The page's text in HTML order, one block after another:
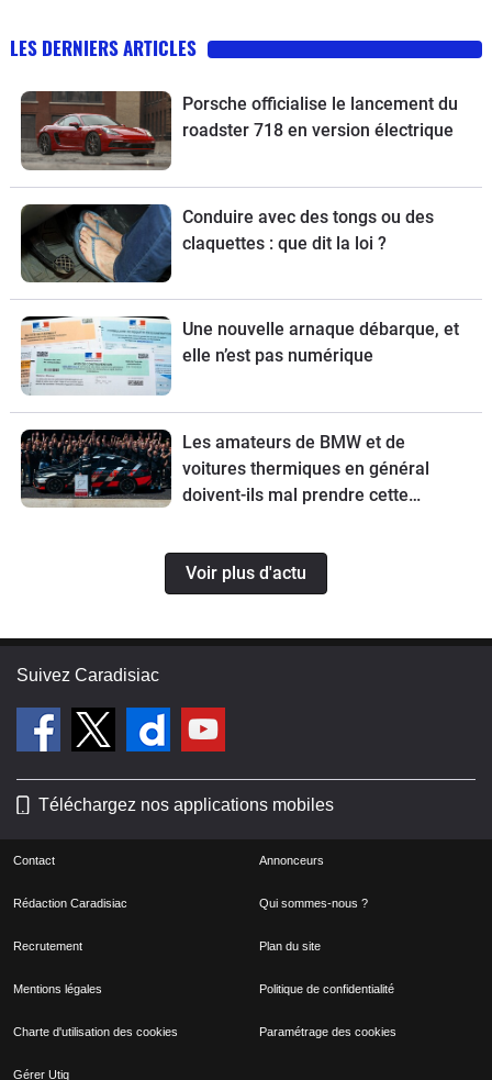
LES DERNIERS ARTICLES
Porsche officialise le lancement du
roadster 718 en version électrique
Conduire avec des tongs ou des
claquettes : que dit la loi ?
Une nouvelle arnaque débarque, et
elle n’est pas numérique
Les amateurs de BMW et de
voitures thermiques en général
doivent-ils mal prendre cette
Voir plus d'actu
Suivez Caradisiac
Téléchargez nos applications mobiles
Contact Annonceurs
Rédaction Caradisiac Qui sommes-nous ?
Recrutement Plan du site
Mentions légales Politique de confidentialité
Charte d'utilisation des cookies Paramétrage des cookies
Gérer Utiq